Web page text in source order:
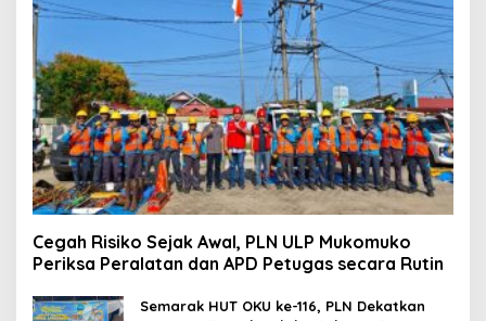
Cegah Risiko Sejak Awal, PLN ULP Mukomuko
Periksa Peralatan dan APD Petugas secara Rutin
Semarak HUT OKU ke-116, PLN Dekatkan